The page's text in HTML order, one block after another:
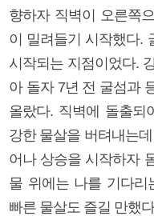
향하자 직벽이 오른쪽
이 밀려들기 시작했다.
시작되는 지점이었다.
아 돌자 7년 전 굴섬과
올랐다. 직벽에 돌출되
강한 물살을 버텨내는
어나 상승을 시작하자
물 위에는 나를 기다리
빠른 물살도 즐길 만했